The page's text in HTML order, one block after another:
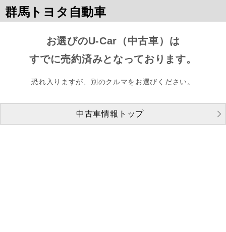
群馬トヨタ自動車
お選びのU-Car（中古車）は
すでに売約済みとなっております。
恐れ入りますが、別のクルマをお選びください。
中古車情報トップ